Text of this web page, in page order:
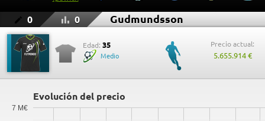
0 0 Gudmundsson
Edad: 35
Medio
Precio actual:
5.655.914 €
Evolución del precio
7 M€